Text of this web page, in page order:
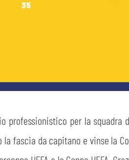
35
professionistico per la squadra
fascia da capitano e vinse la